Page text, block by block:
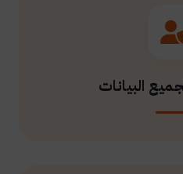
البيانات